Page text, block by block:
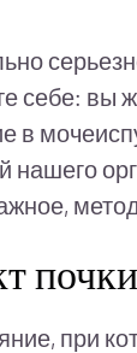
себе: вы
в
нашего
при